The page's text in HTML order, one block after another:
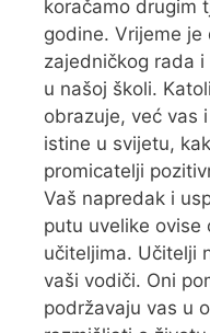
koračamo drugim
godine. Vrijeme
zajedničkog rada
u našoj školi.
obrazuje, već vas
istine u svijetu,
promicatelji
Vaš napredak i
putu uvelike ovise
učiteljima. Učitelji
vaši vodiči. Oni
podržavaju vas u